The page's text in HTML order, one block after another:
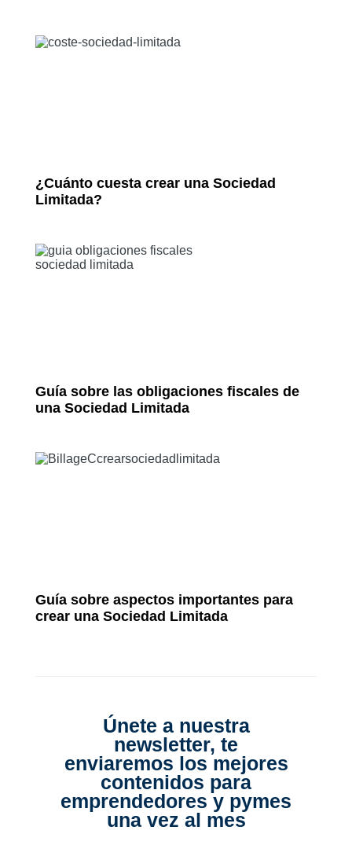
¿Cuánto cuesta crear una Sociedad
Limitada?
Guía sobre las obligaciones fiscales de
una Sociedad Limitada
Guía sobre aspectos importantes para
crear una Sociedad Limitada
Únete a nuestra
newsletter, te
enviaremos los mejores
contenidos para
emprendedores y pymes
una vez al mes